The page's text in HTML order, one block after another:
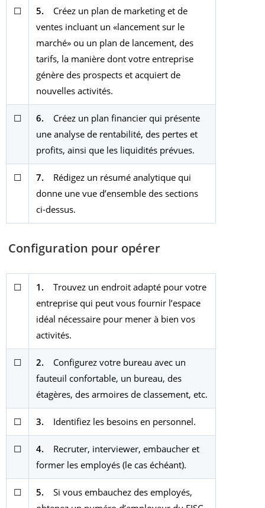
☐ 5. Créez un plan de marketing et de
ventes incluant un «lancement sur le
marché» ou un plan de lancement, des
tarifs, la manière dont votre entreprise
génère des prospects et acquiert de
nouvelles activités.
☐ 6. Créez un plan financier qui présente
une analyse de rentabilité, des pertes et
profits, ainsi que les liquidités prévues.
☐ 7. Rédigez un résumé analytique qui
donne une vue d’ensemble des sections
ci-dessus.
Configuration pour opérer
☐ 1. Trouvez un endroit adapté pour votre
entreprise qui peut vous fournir l’espace
idéal nécessaire pour mener à bien vos
activités.
☐ 2. Configurez votre bureau avec un
fauteuil confortable, un bureau, des
étagères, des armoires de classement, etc.
☐ 3. Identifiez les besoins en personnel.
☐ 4. Recruter, interviewer, embaucher et
former les employés (le cas échéant).
☐ 5. Si vous embauchez des employés,